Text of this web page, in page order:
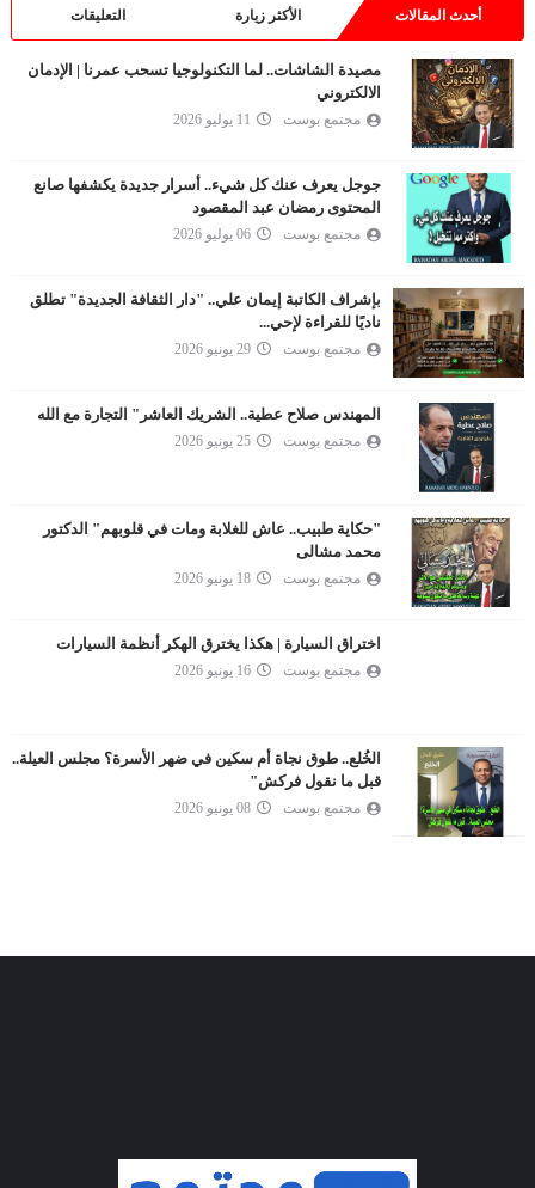
أحدث المقالات الأكثر زيارة التعليقات
مصيدة الشاشات.. لما التكنولوجيا تسحب عمرنا | الإدمان
الالكتروني
مجتمع بوست 11 يوليو 2026
جوجل يعرف عنك كل شيء.. أسرار جديدة يكشفها صانع
المحتوى رمضان عبد المقصود
مجتمع بوست 06 يوليو 2026
بإشراف الكاتبة إيمان علي.. "دار الثقافة الجديدة" تطلق
ناديًا للقراءة لإحي...
مجتمع بوست 29 يونيو 2026
المهندس صلاح عطية.. الشريك العاشر" التجارة مع الله
مجتمع بوست 25 يونيو 2026
"حكاية طبيب.. عاش للغلابة ومات في قلوبهم" الدكتور
محمد مشالى
مجتمع بوست 18 يونيو 2026
اختراق السيارة | هكذا يخترق الهكر أنظمة السيارات
مجتمع بوست 16 يونيو 2026
الخُلع.. طوق نجاة أم سكين في ضهر الأسرة؟ مجلس العيلة..
قبل ما نقول فركش"
مجتمع بوست 08 يونيو 2026